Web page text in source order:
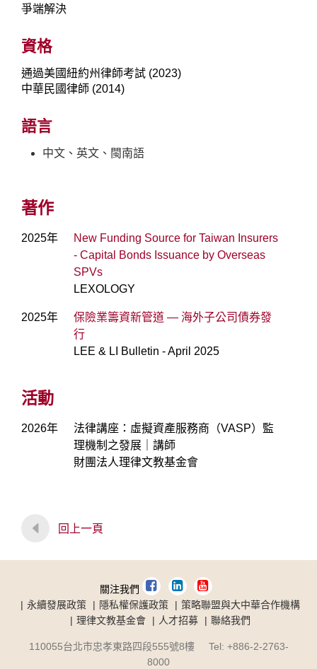
爭端解決
資格
通過美國紐約州律師考試 (2023)
中華民國律師 (2014)
語言
中文、英文、閩南語
著作
2025年
New Funding Source for Taiwan Insurers
- Capital Bonds Issuance by Overseas
SPVs
LEXOLOGY
2025年
保險業籌資新管道 — 海外子公司債券發
行
LEE & LI Bulletin - April 2025
活動
2026年
法律講座：虛擬資產服務商（VASP）監
理機制之發展｜講師
財團法人理律文教基金會
回上一頁
關注我們
永續發展政策
隱私權保護政策
策略聯盟與大中華合作機構
理律文教基金會
人才招募 聯絡我們
110055台北市忠孝東路四段555號8樓 Tel: +886-2-2763-
8000